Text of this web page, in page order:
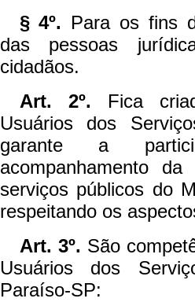
§ 4º. Para os fins
das pessoas
cidadãos.
Art. 2º. Fica
Usuários dos
garante a
acompanhamento
serviços públicos do
respeitando os
Art. 3º. São
Usuários dos
Paraíso-SP: